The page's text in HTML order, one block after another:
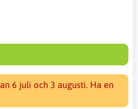
6 juli och 3 augusti. Ha en